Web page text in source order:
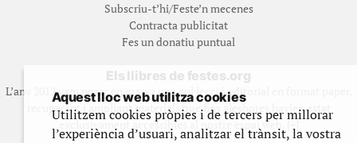
Subscriu-t’hi/Feste’n mecenes
Contracta publicitat
Fes un donatiu puntual
Els llibres de festes.org
L’any 2012 vam posar en marxa una col·lecció editorial en format paper,
recuperant i ampliant materials que fins aleshores havien estat
exclusivament accessibles al nostre espai web. [+]
Aquest lloc web utilitza cookies
Utilitzem cookies pròpies i de tercers per millorar
l’experiència d’usuari, analitzar el trànsit, la vostra